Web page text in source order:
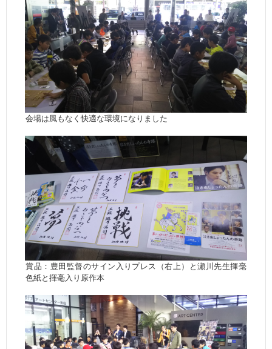
会場は風もなく快適な環境になりました
賞品：豊田監督のサイン入りプレス（右上）と瀬川先生揮毫
色紙と揮毫入り原作本